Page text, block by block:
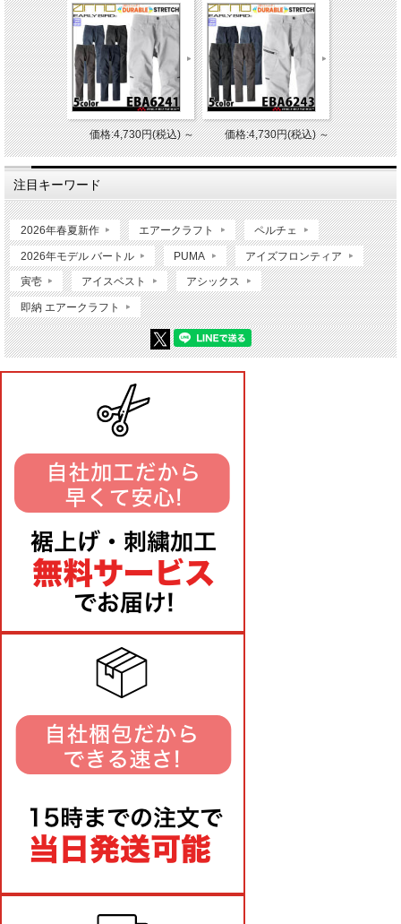
価格:4,730円(税込)～ 価格:4,730円(税込)～
注目キーワード
2026年春夏新作 エアークラフト ペルチェ
2026年モデル バートル PUMA アイズフロンティア
寅壱 アイスベスト アシックス
即納 エアークラフト